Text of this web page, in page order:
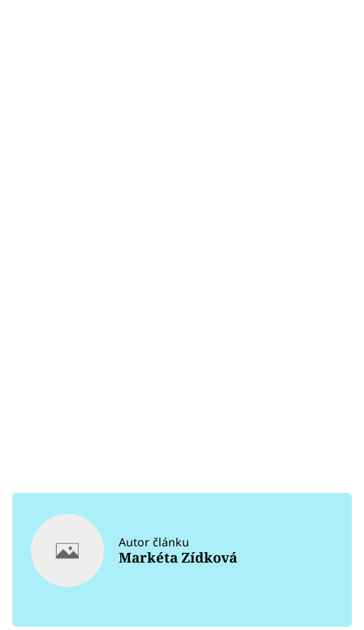
Autor článku
Markéta Zídková